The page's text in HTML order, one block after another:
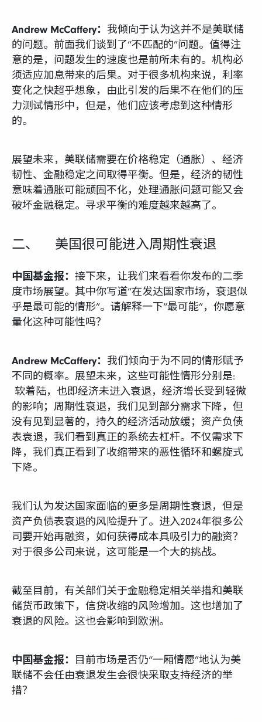
Andrew McCaffery： 我倾向于认为这并不是美联储
的问题。前面我们谈到了“不匹配的”问题。值得注
意的是，问题发生的速度也是前所未有的。机构必
须适应加息带来的后果。对于很多机构来说，利率
变化之快超乎想象，由此引发的后果不在他们的压
力测试情形中，但是，他们应该考虑到这种情形
的。
展望未来，美联储需要在价格稳定（通胀）、经济
韧性、金融稳定之间取得平衡。但是，经济的韧性
意味着通胀可能顽固不化，处理通胀问题可能又会
破坏金融稳定。寻求平衡的难度越来越高了。
二、 美国很可能进入周期性衰退
中国基金报： 接下来，让我们来看看你发布的二季
度市场展望。其中你写道“在发达国家市场，衰退似
乎是最可能的情形”。请解释一下“最可能”，你愿意
量化这种可能性吗？
Andrew McCaffery： 我们倾向于为不同的情形赋予
不同的概率。展望未来，这些可能性情形分别是:
软着陆，也即经济未进入衰退，经济增长受到轻微
的影响；周期性衰退，我们见到部分需求下降，但
没有见到显著的，持久的经济活动放缓；资产负债
表衰退，我们看到真正的系统去杠杆。不仅需求下
降，我们真正看到了收缩带来的恶性循环和螺旋式
下降。
我们认为发达国家面临的更多是周期性衰退，但是
资产负债表衰退的风险提升了。进入2024年很多公
司要开始再融资，如何获得成本具吸引力的融资？
对于很多公司来说，这可能是一个大的挑战。
截至目前，有关部们关于金融稳定相关举措和美联
储货币政策下，信贷收缩的风险增加。这也增加了
衰退的风险。这也会影响到欧洲。
中国基金报：
目前市场是否仍“一厢情愿”地认为美
联储不会任由衰退发生会很快采取支持经济的举
措？